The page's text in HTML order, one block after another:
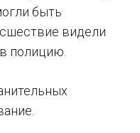
быть
видели
полицию.